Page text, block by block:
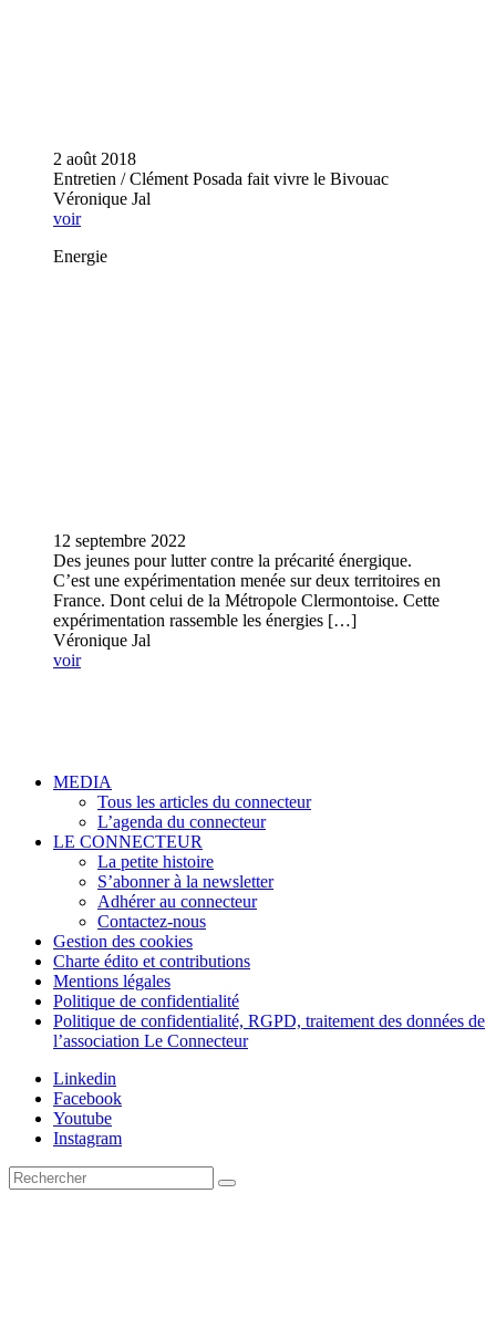
2 août 2018
Entretien / Clément Posada fait vivre le Bivouac
Véronique Jal
voir
Energie
12 septembre 2022
Des jeunes pour lutter contre la précarité énergique.
C’est une expérimentation menée sur deux territoires en
France. Dont celui de la Métropole Clermontoise. Cette
expérimentation rassemble les énergies […]
Véronique Jal
voir
MEDIA
Tous les articles du connecteur
L’agenda du connecteur
LE CONNECTEUR
La petite histoire
S’abonner à la newsletter
Adhérer au connecteur
Contactez-nous
Gestion des cookies
Charte édito et contributions
Mentions légales
Politique de confidentialité
Politique de confidentialité, RGPD, traitement des données de
l’association Le Connecteur
Linkedin
Facebook
Youtube
Instagram